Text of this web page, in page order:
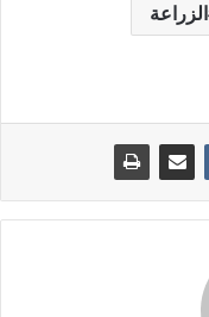
الزراعة